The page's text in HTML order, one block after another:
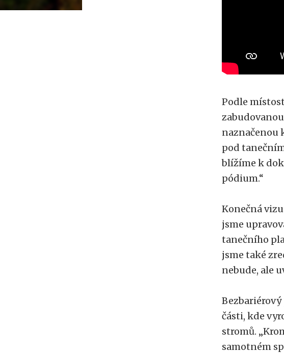
Podle
naznačenou
pod
blížíme k
pódium.“
Konečná
jsme
tanečního
jsme také
nebude, ale
části, kde
stromů.
samotném